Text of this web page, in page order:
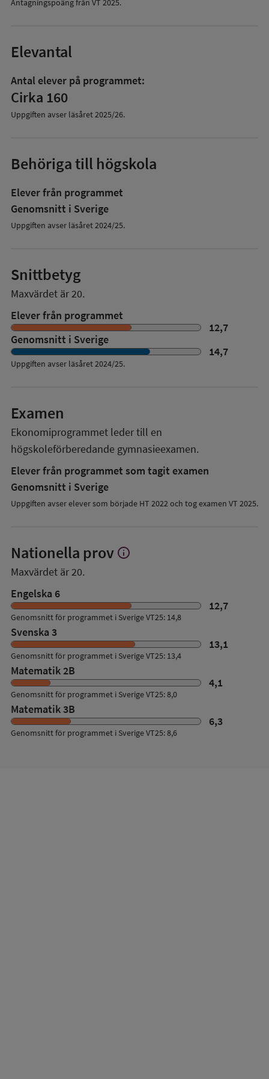
Antagningspoäng från VT 2025.
Elevantal
Antal elever på programmet:
Cirka 160
Uppgiften avser läsåret2025/26.
Behöriga till högskola
Elever från programmet
Genomsnitt i Sverige
Uppgiften avser läsåret 2024/25.
Snittbetyg
Maxvärdet är 20.
Elever från programmet
12,7
Genomsnitt i Sverige
14,7
Uppgiften avser läsåret2024/25.
Examen
Ekonomiprogrammet leder till en
högskoleförberedande gymnasieexamen.
Elever från programmet som tagit examen
Genomsnitt i Sverige
Uppgiften avser elever som började HT 2022 och tog examen VT 2025.
Nationella prov Visa
prov
info
Maxvärdet är 20.
Engelska 6
12,7
Genomsnitt för programmet i Sverige VT25: 14,8
Svenska 3
13,1
Genomsnitt för programmet i Sverige VT25: 13,4
Matematik 2B
4,1
Genomsnitt för programmet i Sverige VT25: 8,0
Matematik 3B
6,3
Genomsnitt för programmet i Sverige VT25: 8,6